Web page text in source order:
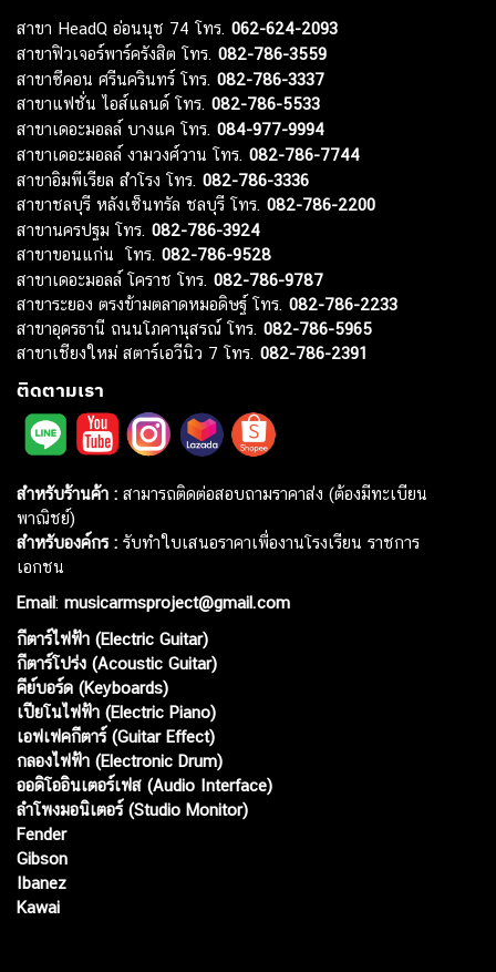
สาขา HeadQ อ่อนนุช 74 โทร. 062-624-2093
สาขาฟิวเจอร์พาร์ครังสิต โทร. 082-786-3559
สาขาซีคอน ศรีนครินทร์ โทร. 082-786-3337
สาขาแฟชั่น ไอส์แลนด์ โทร. 082-786-5533
สาขาเดอะมอลล์ บางแค โทร. 084-977-9994
สาขาเดอะมอลล์ งามวงศ์วาน โทร. 082-786-7744
สาขาอิมพีเรียล สำโรง โทร. 082-786-3336
สาขาชลบุรี หลังเซ็นทรัล ชลบุรี โทร. 082-786-2200
สาขานครปฐม โทร. 082-786-3924
สาขาขอนแก่น โทร. 082-786-9528
สาขาเดอะมอลล์ โคราช โทร. 082-786-9787
สาขาระยอง ตรงข้ามตลาดหมอดิษฐ์ โทร. 082-786-2233
สาขาอุดรธานี ถนนโภคานุสรณ์ โทร. 082-786-5965
สาขาเชียงใหม่ สตาร์เอวีนิว 7 โทร. 082-786-2391
ติดตามเรา
สำหรับร้านค้า : สามารถติดต่อสอบถามราคาส่ง (ต้องมีทะเบียน
พาณิชย์)
สำหรับองค์กร : รับทำใบเสนอราคาเพื่องานโรงเรียน ราชการ
เอกชน
Email: musicarmsproject@gmail.com
กีตาร์ไฟฟ้า (Electric Guitar)
กีตาร์โปร่ง (Acoustic Guitar)
คีย์บอร์ด (Keyboards)
เปียโนไฟฟ้า (Electric Piano)
เอฟเฟคกีตาร์ (Guitar Effect)
กลองไฟฟ้า (Electronic Drum)
ออดิโออินเตอร์เฟส (Audio Interface)
ลำโพงมอนิเตอร์ (Studio Monitor)
Fender
Gibson
Ibanez
Kawai